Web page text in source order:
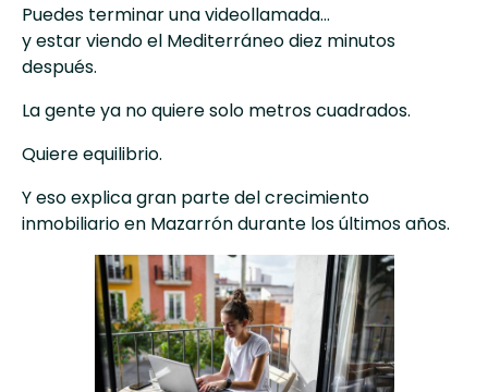
Puedes terminar una videollamada…
y estar viendo el Mediterráneo diez minutos
después.
La gente ya no quiere solo metros cuadrados.
Quiere equilibrio.
Y eso explica gran parte del crecimiento
inmobiliario en Mazarróndurante los últimos años.